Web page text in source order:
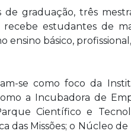
graduação, três
estudantes de
básico,
se como foco da
a Incubadora de
Científico e
das Missões; o Núcleo